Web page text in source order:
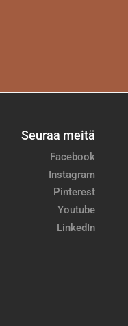
Seuraa meitä
Facebook
Instagram
Pinterest
Youtube
LinkedIn